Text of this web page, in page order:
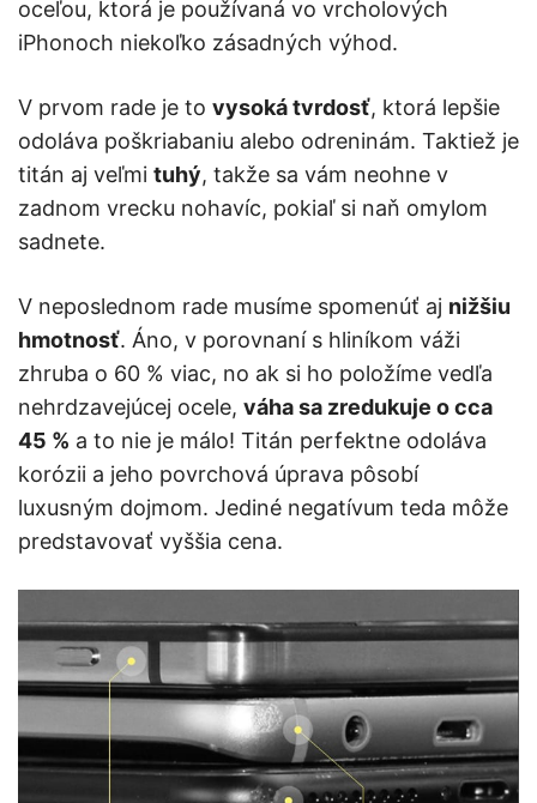
oceľou, ktorá je používaná vo vrcholových
iPhonoch niekoľko zásadných výhod.
V prvom rade je to vysoká tvrdosť, ktorá lepšie
odoláva poškriabaniu alebo odreninám. Taktiež je
titán aj veľmi tuhý, takže sa vám neohne v
zadnom vrecku nohavíc, pokiaľ si naň omylom
sadnete.
V neposlednom rade musíme spomenúť aj nižšiu
hmotnosť. Áno, v porovnaní s hliníkom váži
zhruba o 60 % viac, no ak si ho položíme vedľa
nehrdzavejúcej ocele, váha sa zredukuje o cca
45 % a to nie je málo! Titán perfektne odoláva
korózii a jeho povrchová úprava pôsobí
luxusným dojmom. Jediné negatívum teda môže
predstavovať vyššia cena.